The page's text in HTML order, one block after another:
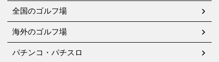
全国のゴルフ場
海外のゴルフ場
パチンコ・パチスロ